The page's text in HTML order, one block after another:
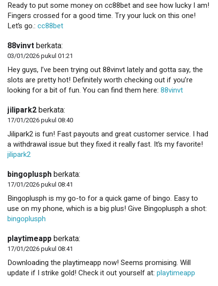
Ready to put some money on cc88bet and see how lucky I am!
Fingers crossed for a good time. Try your luck on this one!
Let’s go.: cc88bet
88vinvtberkata:
03/01/2026 pukul 01:21
Hey guys, I’ve been trying out 88vinvt lately and gotta say, the
slots are pretty hot! Definitely worth checking out if you’re
looking for a bit of fun. You can find them here: 88vinvt
jilipark2berkata:
17/01/2026 pukul 08:40
Jilipark2 is fun! Fast payouts and great customer service. I had
a withdrawal issue but they fixed it really fast. It’s my favorite!
jilipark2
bingoplusphberkata:
17/01/2026 pukul 08:41
Bingoplusph is my go-to for a quick game of bingo. Easy to
use on my phone, which is a big plus! Give Bingoplusph a shot:
bingoplusph
playtimeappberkata:
17/01/2026 pukul 08:41
Downloading the playtimeapp now! Seems promising. Will
update if I strike gold! Check it out yourself at: playtimeapp